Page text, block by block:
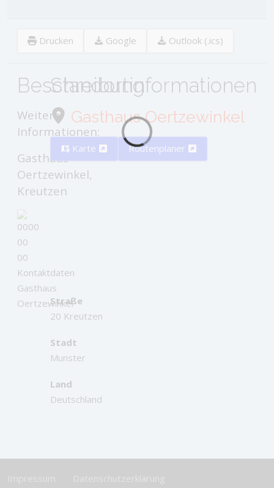
Drucken Google Outlook (.ics)
Beschreibung
Weitere
Informationen:
Gasthaus
Oertzewinkel,
Kreutzen
Standortinformationen
Gasthaus Oertzewinkel
Karte Routenplaner
Straße
20 Kreutzen
Stadt
Munster
Land
Deutschland